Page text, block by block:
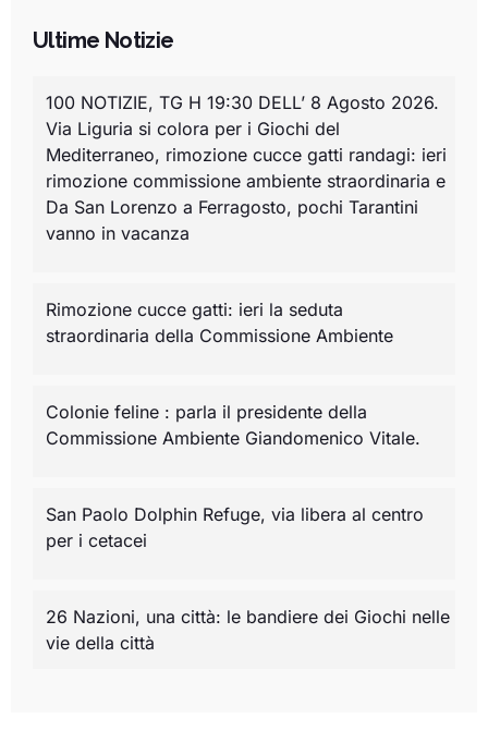
Ultime Notizie
100 NOTIZIE, TG H 19:30 DELL’ 8 Agosto 2026.
Via Liguria si colora per i Giochi del
Mediterraneo, rimozione cucce gatti randagi: ieri
rimozione commissione ambiente straordinaria e
Da San Lorenzo a Ferragosto, pochi Tarantini
vanno in vacanza
Rimozione cucce gatti: ieri la seduta
straordinaria della Commissione Ambiente
Colonie feline : parla il presidente della
Commissione Ambiente Giandomenico Vitale.
San Paolo Dolphin Refuge, via libera al centro
per i cetacei
26 Nazioni, una città: le bandiere dei Giochi nelle
vie della città